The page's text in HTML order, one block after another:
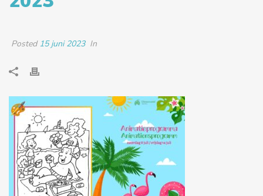
Posted15 juni 2023 In